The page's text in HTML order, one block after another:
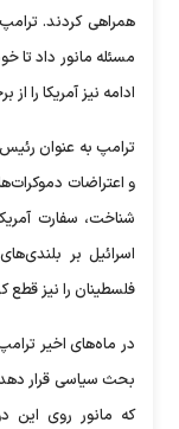
همراهی کردند.
مسئله مانور داد
ادامه نیز آمریکا را از
ترامپ به عنوان
و اعتراضات
شناخت، سفارت
اسرائیل بر
فلسطینان را نیز قطع
در ماه‌های اخیر
بحث سیاسی قرار دهد
که مانور روی این